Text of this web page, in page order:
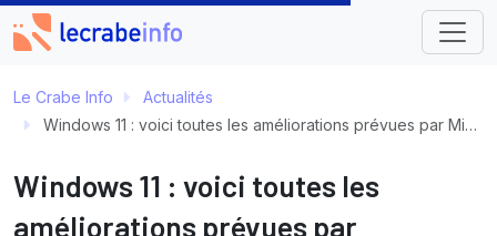
Le Crabe Info
Actualités
Windows 11 : voici toutes les améliorations prévues par Microsoft pour 2026 (barre des tâches déplaçable, moins de Copilot…)
Windows 11 : voici toutes les
améliorations prévues par